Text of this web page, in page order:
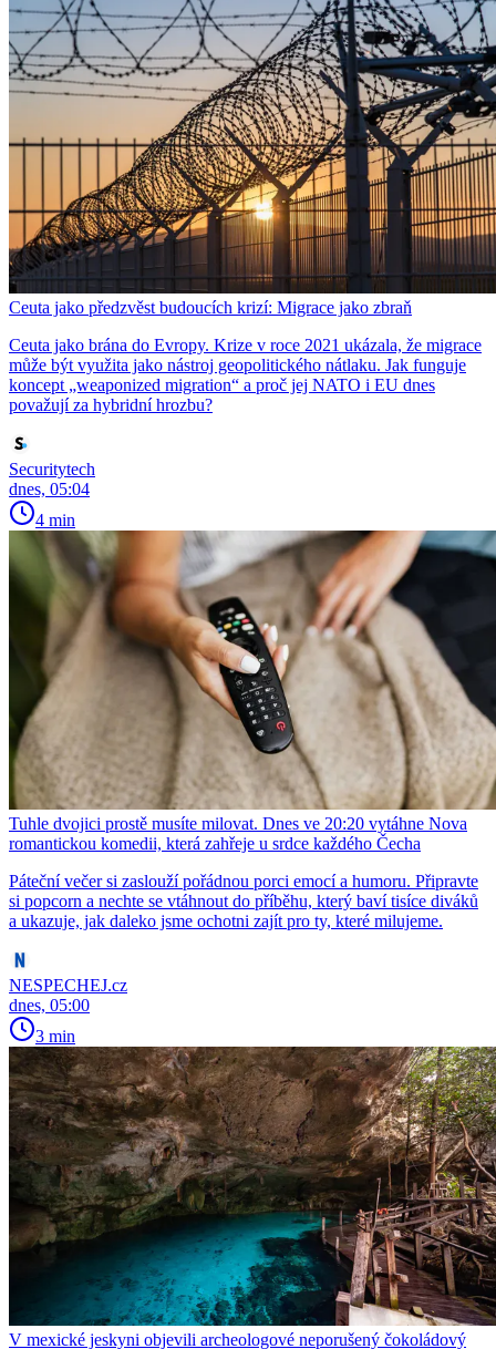
Ceuta jako předzvěst budoucích krizí: Migrace jako zbraň
Ceuta jako brána do Evropy. Krize v roce 2021 ukázala, že migrace
může být využita jako nástroj geopolitického nátlaku. Jak funguje
koncept „weaponized migration“ a proč jej NATO i EU dnes
považují za hybridní hrozbu?
Securitytech
dnes, 05:04
4 min
Tuhle dvojici prostě musíte milovat. Dnes ve 20:20 vytáhne Nova
romantickou komedii, která zahřeje u srdce každého Čecha
Páteční večer si zaslouží pořádnou porci emocí a humoru. Připravte
si popcorn a nechte se vtáhnout do příběhu, který baví tisíce diváků
a ukazuje, jak daleko jsme ochotni zajít pro ty, které milujeme.
NESPECHEJ.cz
dnes, 05:00
3 min
V mexické jeskyni objevili archeologové neporušený čokoládový